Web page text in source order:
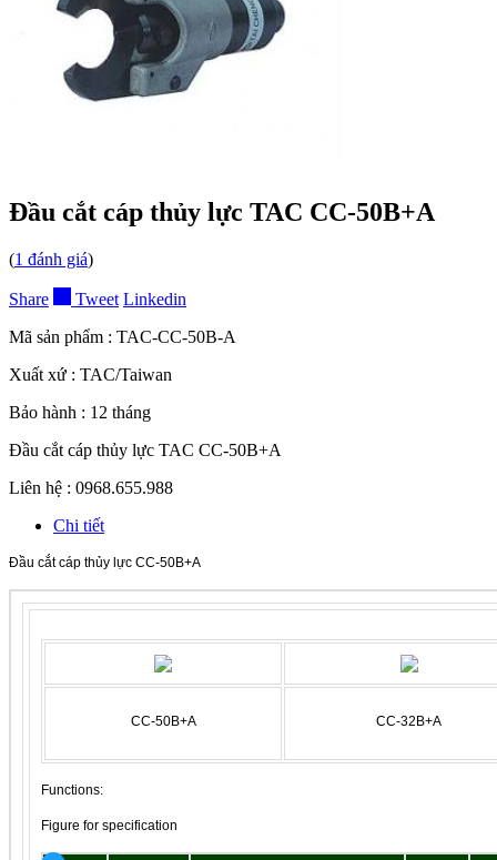
Đầu cắt cáp thủy lực TAC CC-50B+A
(1 đánh giá)
Share Tweet Linkedin
Mã sản phẩm : TAC-CC-50B-A
Xuất xứ : TAC/Taiwan
Bảo hành : 12 tháng
Đầu cắt cáp thủy lực TAC CC-50B+A
Liên hệ : 0968.655.988
Chi tiết
Đầu cắt cáp thủy lực CC-50B+A
CC-50B+A CC-32B+A
Functions:
Figure for specification